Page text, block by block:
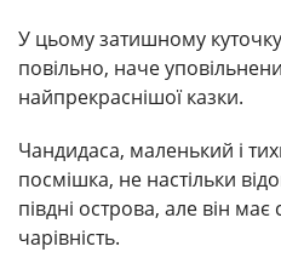
У цьому затишному
повільно, наче
найпрекраснішої казки.
Чандидаса, маленький і
посмішка, не настільки
півдні острова, але він
чарівність.